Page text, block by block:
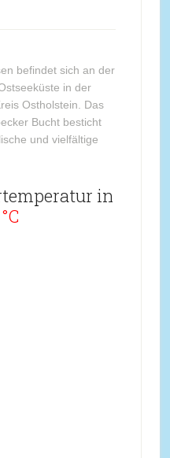
befindet sich an der
in der
Ostholstein. Das
Bucht besticht
und vielfältige
in